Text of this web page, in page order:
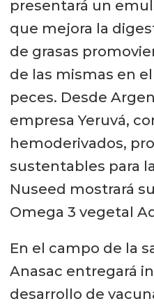
presentará un
que mejora la
de grasas
de las mismas en
peces. Desde
empresa Yeruvá,
hemoderivados,
sustentables para
Nuseed mostrará
Omega 3 vegetal
En el campo de la
Anasac entregará
desarrollo de